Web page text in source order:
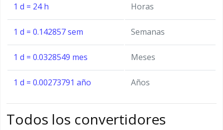
1 d = 24 h Horas
1 d = 0.142857 sem Semanas
1 d = 0.0328549 mes Meses
1 d = 0.00273791 año Años
Todos los convertidores